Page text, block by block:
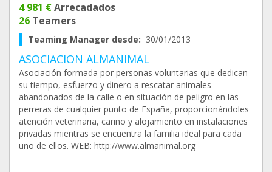
4 981 €Arrecadados
26 Teamers
Teaming Manager desde: 30/01/2013
ASOCIACION ALMANIMAL
Asociación formada por personas voluntarias que dedican
su tiempo, esfuerzo y dinero a rescatar animales
abandonados de la calle o en situación de peligro en las
perreras de cualquier punto de España, proporcionándoles
atención veterinaria, cariño y alojamiento en instalaciones
privadas mientras se encuentra la familia ideal para cada
uno de ellos. WEB: http://www.almanimal.org